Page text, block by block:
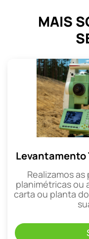
MAIS
Levantamento
Realizamos
planimétricas ou
carta ou planta